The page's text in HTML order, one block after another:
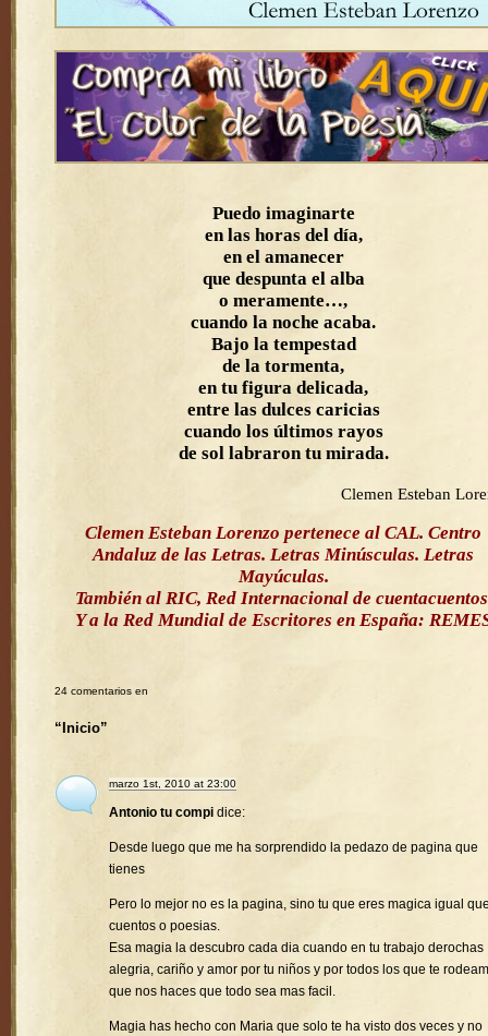
Puedo imaginarte
en las horas del día,
en el amanecer
que despunta el alba
o meramente…,
cuando la noche acaba.
Bajo la tempestad
de la tormenta,
en tu figura delicada,
entre las dulces caricias
cuando los últimos rayos
de sol labraron tu mirada.
Clemen Esteban
Clemen Esteban Lorenzo pertenece al CAL. Centro
Andaluz de las Letras. Letras Minúsculas. Letras
Mayúculas.
También al RIC, Red Internacional de
Y a la Red Mundial de Escritores en España:
24 comentarios en
“Inicio”
marzo 1st, 2010 at 23:00
Antonio tu compi dice:
Desde luego que me ha sorprendido la pedazo de pagina que
tienes
Pero lo mejor no es la pagina, sino tu que eres magica igual
cuentos o poesias.
Esa magia la descubro cada dia cuando en tu trabajo derochas
alegria, cariño y amor por tu niños y por todos los que te
que nos haces que todo sea mas facil.
Magia has hecho con Maria que solo te ha visto dos veces y no